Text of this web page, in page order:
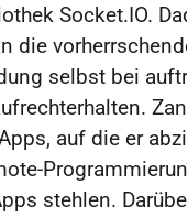
Socket.IO.
die
selbst bei
auf die er
stehlen.